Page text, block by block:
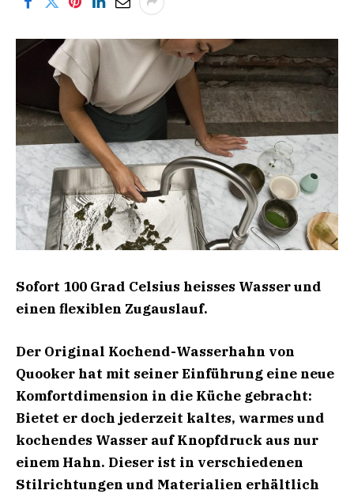
Sofort 100 Grad Celsius heisses Wasser und
einen flexiblen Zugauslauf.
Der Original Kochend-Wasserhahn von
Quooker hat mit seiner Einführung eine neue
Komfortdimension in die Küche gebracht:
Bietet er doch jederzeit kaltes, warmes und
kochendes Wasser auf Knopfdruck aus nur
einem Hahn. Dieser ist in verschiedenen
Stilrichtungen und Materialien erhältlich